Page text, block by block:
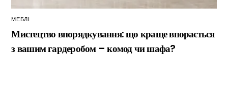
МЕБЛІ
Мистецтво впорядкування: що краще впорається
з вашим гардеробом – комод чи шафа?